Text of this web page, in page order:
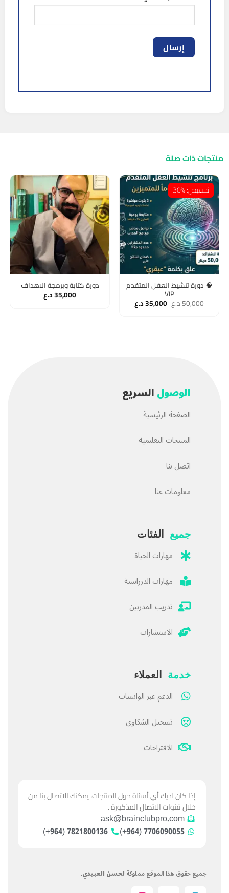
منتجات ذات صلة
تخفيض: %30
🧠 دورة تنشيط العقل المتقدم
VIP
50,000د.ع 35,000د.ع
دورة كتابة وبرمجة الاهداف
35,000د.ع
الوصولالسريع
الصفحة الرئيسية
المنتجات التعليمية
اتصل بنا
معلومات عنا
جميع الفئات
مهارات الحياة
مهارات الدرراسية
تدريب المدربين
الاستشارات
خدمة العملاء
الدعم عبر الواتساب
تسجيل الشكاوى
الاقتراحات
إذا كان لديك أي أسئلة حول المنتجات، يمكنك الاتصال بنا من
خلال قنوات الاتصال المذكورة .
ask@brainclubpro.com
7706090055 (964+)
7821800136 (964+)
جميع حقوق هذا الموقع مملوكة لحسن العبيدي.